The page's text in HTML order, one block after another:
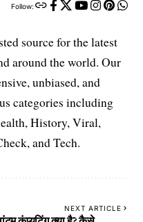
Follow:
source for the latest
around the world. Our
unbiased, and
categories including
History, Viral,
and Tech.
NEXT ARTICLE